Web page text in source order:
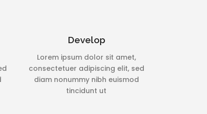
Develop
Lorem ipsum dolor sit amet,
consectetuer adipiscing elit, sed
diam nonummy nibh euismod
tincidunt ut